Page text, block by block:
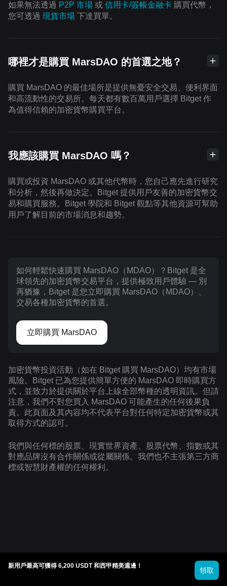
如果無法透過 P2P 市場 或 信用卡/簽帳金融卡 購買代幣，
您可透過 現貨市場 下達買單。
哪裡才是購買 MarsDAO 的首選之地？
購買 MarsDAO 的最佳場所是提供無憂安全交易、便利界面
和高流動性的交易所。每天都有數百萬用戶選擇 Bitget 作
為值得信賴的加密貨幣購買平台。
我應該購買 MarsDAO 嗎？
購買或投資 MarsDAO 或其他代幣時，您自己應先進行研究
和分析，然後再做決定。Bitget 提供用戶友善的加密貨幣交
易和購買服務。Bitget 學院和 Bitget 觀點等其他資源可幫助
用戶了解目前的市場消息和趨勢。
如何輕鬆快速購買 MarsDAO（MDAO）？Bitget 是全
球領先的加密貨幣交易平台，提供極致用戶體驗 — 別
再猶豫，Bitget 是您立即購買 MarsDAO（MDAO）、
交易各種加密貨幣的首選。
立即購買 MarsDAO
加密貨幣投資活動（如在 Bitget 購買 MarsDAO）均有市場
風險。Bitget 已為您提供簡單方便的 MarsDAO 即時購買方
式，並致力於提供關於平台上線全部幣種的透明資訊。但請
注意，我們不對您買入 MarsDAO 可能產生的任何後果負
責。此頁面及其內容均不代表平台對任何特定加密貨幣或其
取得方式的認可。
我們與任何標的股票、現實世界資產、股票代幣、指數或其
對應品牌沒有合作關係或從屬關係。我們也不主張第三方商
標或智慧財產權的任何權利。
新用戶最高可獲得 6,200 USDT 和西甲精美週邊！
領取